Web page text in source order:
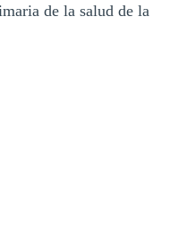
de la salud de la